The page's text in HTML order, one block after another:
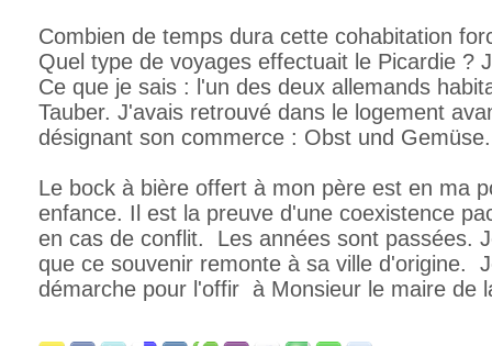
Combien de temps dura cette cohabitation
Quel type de voyages effectuait le Picardie ?
Ce que je sais : l'un des deux allemands
Tauber. J'avais retrouvé dans le logement
désignant son commerce : Obst und Gemüse.
Le bock à bière offert à mon père est en ma
enfance. Il est la preuve d'une coexistence
en cas de conflit. Les années sont passées.
que ce souvenir remonte à sa ville d'origine.
démarche pour l'offir à Monsieur le maire